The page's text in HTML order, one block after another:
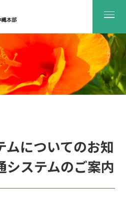
ムについてのお知
システムのご案内